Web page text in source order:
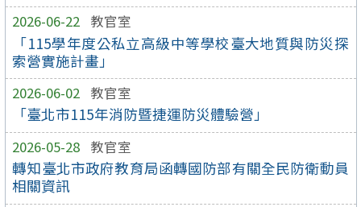
2026-06-22 教官室
「115學年度公私立高級中等學校臺大地質與防災探
索營實施計畫」
2026-06-02 教官室
「臺北市115年消防暨捷運防災體驗營」
2026-05-28 教官室
轉知臺北市政府教育局函轉國防部有關全民防衛動員
相關資訊